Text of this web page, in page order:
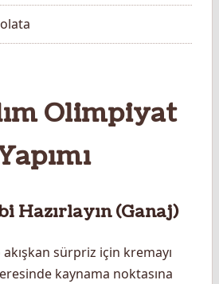
Olimpiyat
Hazırlayın (Ganaj)
sürpriz için kremayı
kaynama noktasına